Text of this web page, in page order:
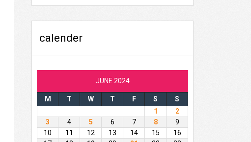
calender
JUNE 2024
M T W T F S
S
1
2
3
4 5 6 7 8
9
10
11 12 13 14 15
16